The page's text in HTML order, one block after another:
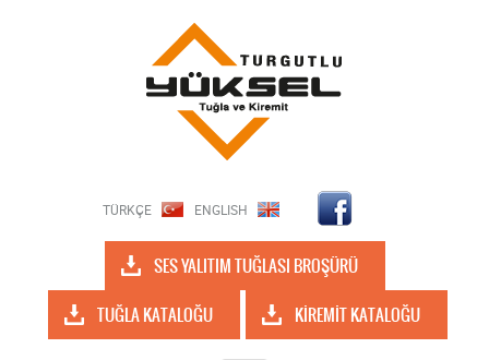
TÜRKÇE ENGLISH
SES YALITIM TUĞLASI BROŞÜRÜ
TUĞLA KATALOĞU
KİREMİT KATALOĞU